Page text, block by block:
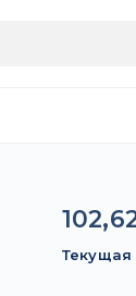
Текущая